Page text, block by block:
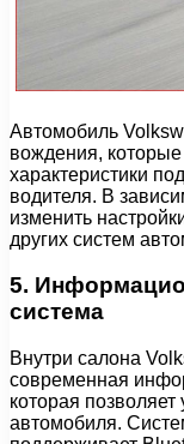
Автомобиль
вождения, которые
характеристики
водителя. В
изменить
других систем
5.
система
Внутри салона
современная
которая
автомобиля.